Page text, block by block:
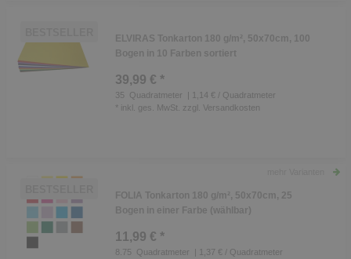
ELVIRAS Tonkarton 180 g/m², 50x70cm, 100
Bogen in 10 Farben sortiert
39,99 € *
35 Quadratmeter
| 1,14 € / Quadratmeter
* inkl. ges. MwSt. zzgl. Versandkosten
FOLIA Tonkarton 180 g/m², 50x70cm, 25
Bogen in einer Farbe (wählbar)
11,99 € *
8.75 Quadratmeter
| 1,37 € / Quadratmeter